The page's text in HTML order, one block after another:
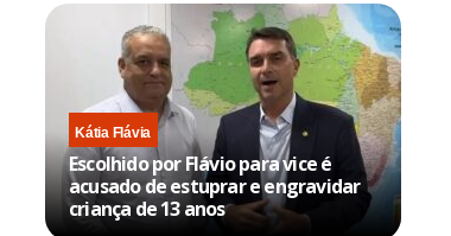
Kátia Flávia
Escolhido por Flávio para vice é
acusado de estuprar e engravidar
criança de 13 anos